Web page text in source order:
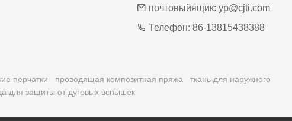
почтовыйящик: yp@cjti.com
Телефон: 86-13815438388
перчатки проводящая композитная пряжа
ткань для наружного
для защиты от дуговых вспышек